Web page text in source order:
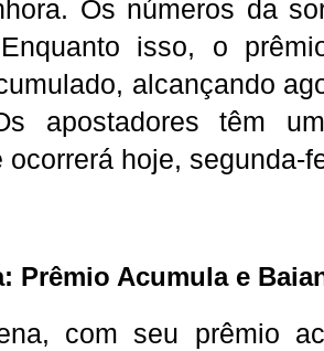
Os números da
isso, o
alcançando
apostadores têm
ocorrerá hoje, segunda-
Prêmio Acumula e
com seu prêmio